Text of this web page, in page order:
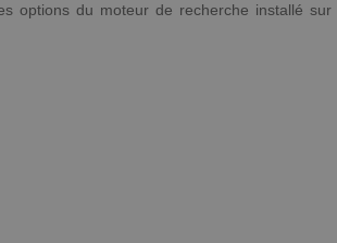
options du moteur de recherche installé sur